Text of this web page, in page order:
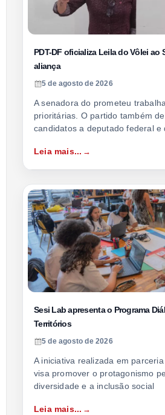
PDT-DF oficializa Leila do Vôlei ao
aliança
5 de agosto de 2026
A senadora do prometeu
prioritárias. O partido também
candidatos a deputado federal e
Leia mais...
Sesi Lab apresenta o Programa
Territórios
5 de agosto de 2026
A iniciativa realizada em
visa promover o protagonismo
diversidade e a inclusão social
Leia mais...